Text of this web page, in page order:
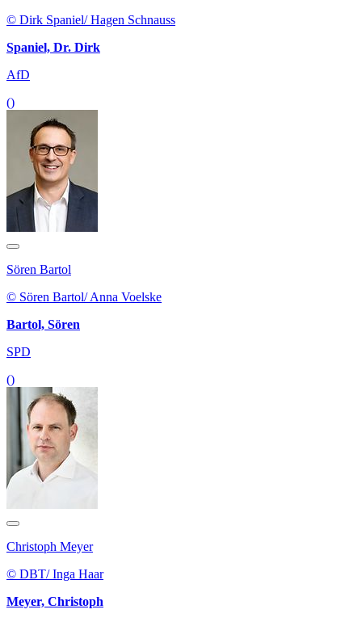
© Dirk Spaniel/ Hagen Schnauss
Spaniel, Dr. Dirk
AfD
()
Sören Bartol
© Sören Bartol/ Anna Voelske
Bartol, Sören
SPD
()
Christoph Meyer
© DBT/ Inga Haar
Meyer, Christoph